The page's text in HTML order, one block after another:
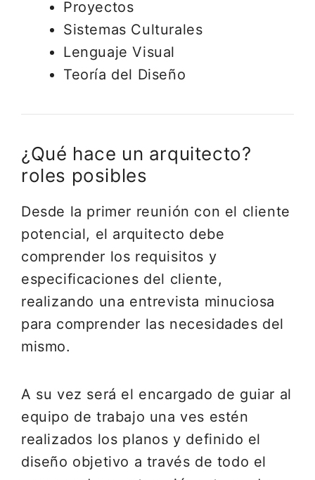
Proyectos
Sistemas Culturales
Lenguaje Visual
Teoría del Diseño
¿Qué hace un arquitecto?
roles posibles
Desde la primer reunión con el cliente
potencial, el arquitecto debe
comprender los requisitos y
especificaciones del cliente,
realizando una entrevista minuciosa
para comprender las necesidades del
mismo.
A su vez será el encargado de guiar al
equipo de trabajo una ves estén
realizados los planos y definido el
diseño objetivo a través de todo el